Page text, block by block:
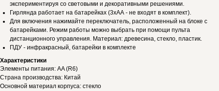
экспериментируя со световыми и декоративными решениями.
Гирлянда работает на батарейках (3хАА - не входят в комплект).
Для включения нажимайте переключатель, расположенный на блоке с
батарейками. Режим работы можно выбрать при помощи пульта
дистанционного управления. Материал: древесина, стекло, пластик.
ПДУ - инфракрасный, батарейки в комплекте
Характеристики
Элементы питания: AA (R6)
Страна производства: Китай
Основной материал корпуса: стекло